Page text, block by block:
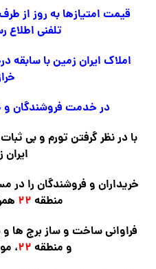
قیمت امتیازها به روز از
تلفنی اطلاع
در خدمت فروشندگان و
با در نظر گرفتن تورم و بی
ایران
خریداران و فروشندگان را در
منطقه ۲۲
فراوانی ساخت و ساز برج ها و
و منطقه ۲۲،